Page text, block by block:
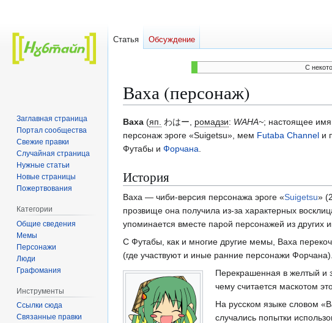
C
Ваха (персонаж)
Перейти
к
навигации
Перейти
к
поиску
Ваха (яп. わはー ромадзи: WAHA~; настоящее
персонаж эроге «Suigetsu», мем Futaba Channel и
Футабы и Форчана
История
Ваха — чиби-версия персонажа эроге «Suigetsu»
прозвище она получила из-за характерных
упоминается вместе парой персонажей из других
С Футабы, как и многие другие мемы, Ваха
(где участвуют и иные ранние персонажи
Перекрашенная в желтый и
чему считается маскотом
На русском языке словом
случались попытки
Статья Обсуждение
Заглавная страница
Портал сообщества
Свежие правки
Случайная страница
Нужные статьи
Новые страницы
Пожертвования
Категории
Общие сведения
Мемы
Персонажи
Люди
Графомания
Инструменты
Ссылки сюда
Связанные правки